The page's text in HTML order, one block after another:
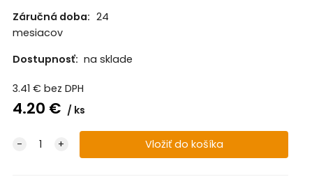
Záručná doba: 24
mesiacov
Dostupnosť: na sklade
3.41 € bez DPH
4.20 € ks